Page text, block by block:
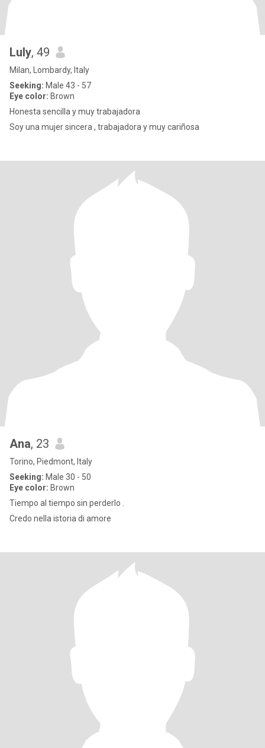
Luly, 49
Milan, Lombardy, Italy
Seeking: Male 43 - 57
Eye color: Brown
Honesta sencilla y muy trabajadora
Soy una mujer sincera , trabajadora y muy cariñosa
Ana, 23
Torino, Piedmont, Italy
Seeking: Male 30 - 50
Eye color: Brown
Tiempo al tiempo sin perderlo .
Credo nella istoria di amore